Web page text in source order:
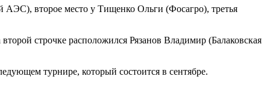
АЭС), второе место у Тищенко Ольги (Фосагро), третья
строчке расположился Рязанов Владимир (Балаковская
турнире, который состоится в сентябре.